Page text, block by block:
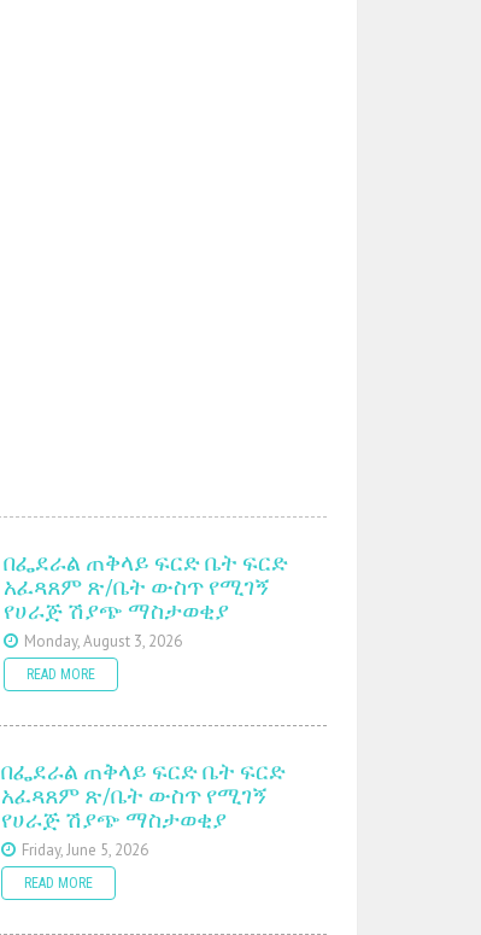
በፌደራል ጠቅላይ ፍርድ ቤት ፍርድ
አፈጻጸም ጽ/ቤት ውስጥ የሚገኝ
የሀራጅ ሽያጭ ማስታወቂያ
Monday, August 3, 2026
READ MORE
በፌደራል ጠቅላይ ፍርድ ቤት ፍርድ
አፈጻጸም ጽ/ቤት ውስጥ የሚገኝ
የሀራጅ ሽያጭ ማስታወቂያ
Friday, June 5, 2026
READ MORE